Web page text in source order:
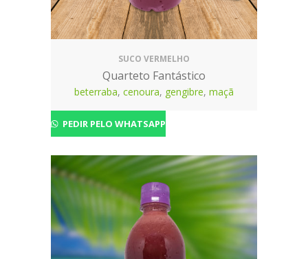
SUCO VERMELHO
Quarteto Fantástico
beterraba, cenoura, gengibre, maçã
PEDIR PELO WHATSAPP